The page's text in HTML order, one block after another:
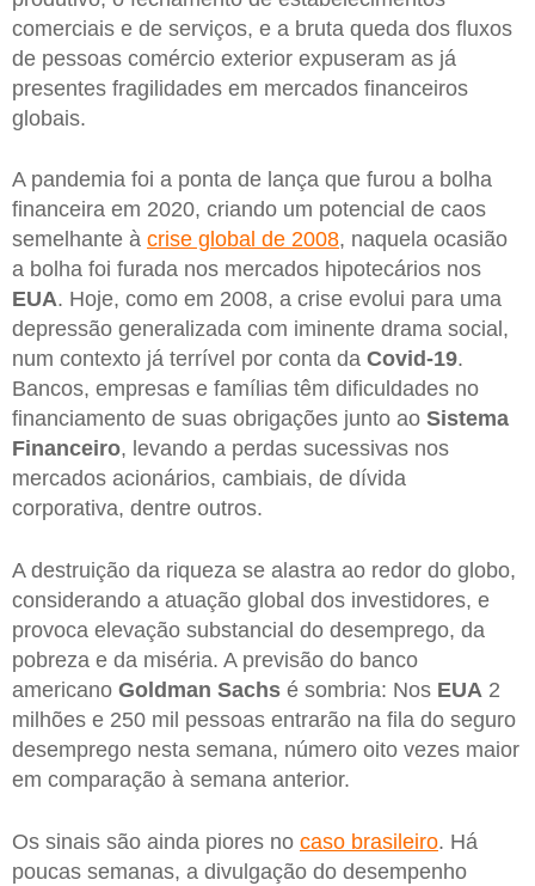
comerciais e de serviços, e a bruta queda dos fluxos
de pessoas comércio exterior expuseram as já
presentes fragilidades em mercados financeiros
globais.
A pandemia foi a ponta de lança que furou a bolha
financeira em 2020, criando um potencial de caos
semelhante à crise global de 2008, naquela ocasião
a bolha foi furada nos mercados hipotecários nos
EUA. Hoje, como em 2008, a crise evolui para uma
depressão generalizada com iminente drama social,
num contexto já terrível por conta da Covid-19.
Bancos, empresas e famílias têm dificuldades no
financiamento de suas obrigações junto ao Sistema
Financeiro, levando a perdas sucessivas nos
mercados acionários, cambiais, de dívida
corporativa, dentre outros.
A destruição da riqueza se alastra ao redor do globo,
considerando a atuação global dos investidores, e
provoca elevação substancial do desemprego, da
pobreza e da miséria. A previsão do banco
americano Goldman Sachs é sombria: Nos EUA 2
milhões e 250 mil pessoas entrarão na fila do seguro
desemprego nesta semana, número oito vezes maior
em comparação à semana anterior.
Os sinais são ainda piores no caso brasileiro. Há
poucas semanas, a divulgação do desempenho